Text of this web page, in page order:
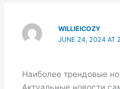
WILLIEICOZY
JUNE 24, 2024 AT
Наиболее трендовые